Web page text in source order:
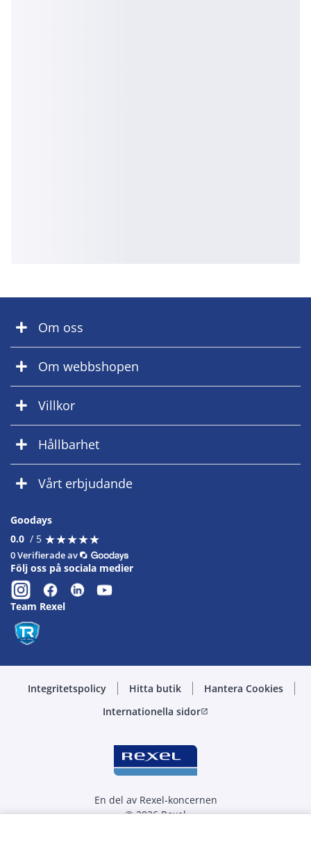
Om oss
Om webbshopen
Villkor
Hållbarhet
Vårt erbjudande
Goodays
0.0 / 5 ★★★★★
★★★★★
0 Verifierade av
Följ oss på sociala medier
Team Rexel
Integritetspolicy Hitta butik
Hantera Cookies
Internationella sidoropen_in_new
En del av Rexel-koncernen
© 2026 Rexel